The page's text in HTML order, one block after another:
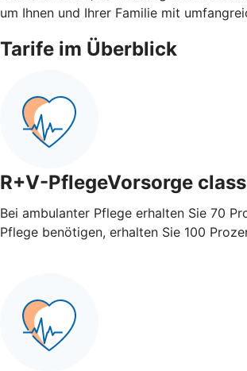
um Ihnen und Ihrer Familie mit
Tarife im Überblick
R+V-PflegeVorsorge
Bei ambulanter Pflege erhalten Sie 70
Pflege benötigen, erhalten Sie 100